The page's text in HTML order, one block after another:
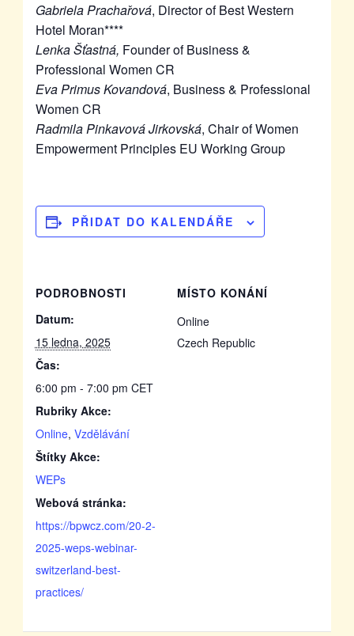
Gabriela Prachařová, Director of Best Western
Hotel Moran****
Lenka Šťastná, Founder of Business &
Professional Women CR
Eva Primus Kovandová, Business & Professional
Women CR
Radmila Pinkavová Jirkovská, Chair of Women
Empowerment Principles EU Working Group
PŘIDAT DO KALENDÁŘE
PODROBNOSTI
Datum:
15 ledna, 2025
Čas:
6:00 pm - 7:00 pm CET
Rubriky Akce:
Online, Vzdělávání
Štítky Akce:
WEPs
Webová stránka:
https://bpwcz.com/20-2-
2025-weps-webinar-
switzerland-best-
practices/
MÍSTO KONÁNÍ
Online
Czech Republic